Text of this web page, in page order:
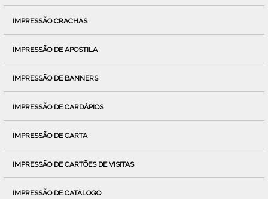
IMPRESSÃO CRACHÁS
IMPRESSÃO DE APOSTILA
IMPRESSÃO DE BANNERS
IMPRESSÃO DE CARDÁPIOS
IMPRESSÃO DE CARTA
IMPRESSÃO DE CARTÕES DE VISITAS
IMPRESSÃO DE CATÁLOGO